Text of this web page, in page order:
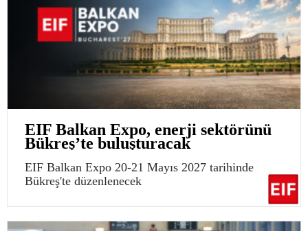
EIF Balkan Expo, enerji sektörünü
Bükreş’te buluşturacak
EIF Balkan Expo 20-21 Mayıs 2027 tarihinde
Bükreş'te düzenlenecek